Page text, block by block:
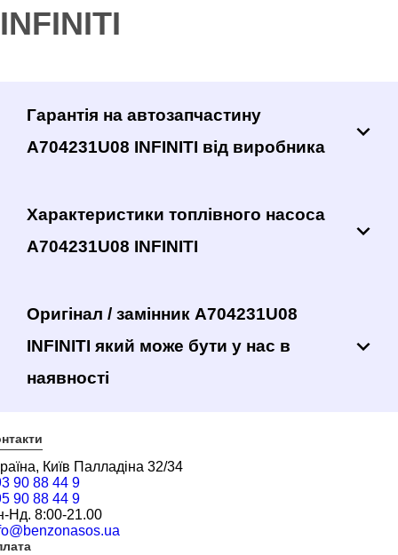
INFINITI
Гарантія на автозапчастину
A704231U08 INFINITI від виробника
Характеристики топлівного насоса
A704231U08 INFINITI
Оригінал / замінник A704231U08
INFINITI який може бути у нас в
наявності
Київ Палладіна 32/34
90 88 44 9
90 88 44 9
Нд. 8:00-21.00